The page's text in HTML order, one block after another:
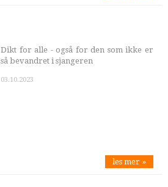
Dikt for alle - også for den som ikke er
så bevandret i sjangeren
03.10.2023
les mer »